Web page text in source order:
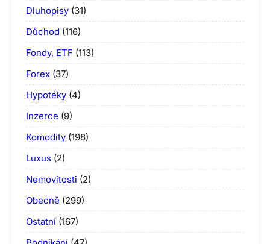
Dluhopisy (31)
Důchod (116)
Fondy, ETF (113)
Forex (37)
Hypotéky (4)
Inzerce (9)
Komodity (198)
Luxus (2)
Nemovitosti (2)
Obecně (299)
Ostatní (167)